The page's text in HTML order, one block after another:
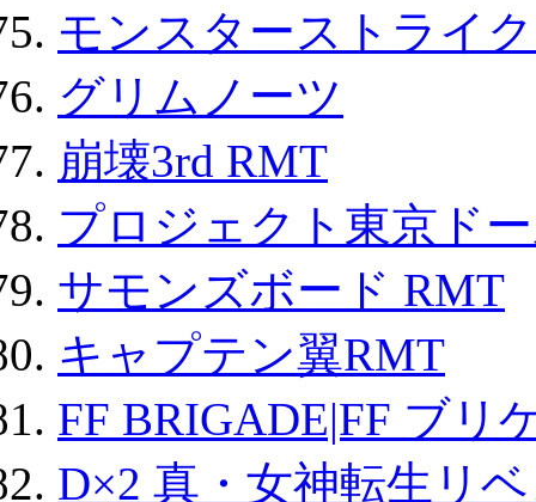
モンスターストライ
グリムノーツ
崩壊3rd RMT
プロジェクト東京ド
サモンズボード RMT
キャプテン翼RMT
FF BRIGADE|FF ブリ
D×2 真・女神転生リ